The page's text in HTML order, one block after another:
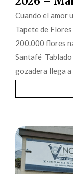
Cuando el amor
Tapete de
200.000 flores
Santafé Tablado
gozadera llega